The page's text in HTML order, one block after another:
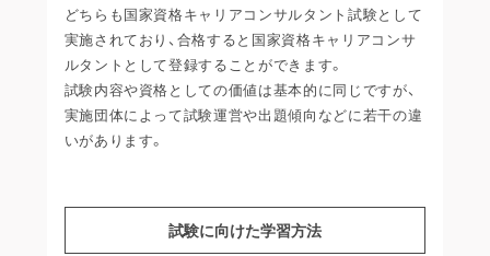
どちらも国家資格キャリアコンサルタント試験として
実施されており、合格すると国家資格キャリアコンサ
ルタントとして登録することができます。
試験内容や資格としての価値は基本的に同じですが、
実施団体によって試験運営や出題傾向などに若干の違
いがあります。
試験に向けた学習方法